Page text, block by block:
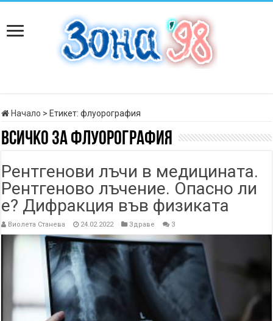
Начало > Етикет:флуорография
Всичко зафлуорография
Рентгенови лъчи в медицината.
Рентгеново лъчение. Опасно ли
е? Дифракция във физиката
Виолета Станева 24.02.2022 Здраве 3